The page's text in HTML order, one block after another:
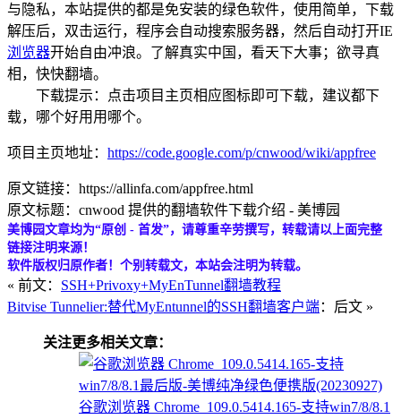
与隐私，本站提供的都是免安装的绿色软件，使用简单，下载
解压后，双击运行，程序会自动搜索服务器，然后自动打开IE
浏览器开始自由冲浪。了解真实中国，看天下大事；欲寻真
相，快快翻墙。
下载提示：点击项目主页相应图标即可下载，建议都下
载，哪个好用用哪个。
项目主页地址： https://code.google.com/p/cnwood/wiki/appfree
原文链接：https://allinfa.com/appfree.html
原文标题：cnwood 提供的翻墙软件下载介绍 - 美博园
美博园文章均为“原创 - 首发”，请尊重辛劳撰写，转载请以上面完整
链接注明来源！
软件版权归原作者！个别转载文，本站会注明为转载。
« 前文： SSH+Privoxy+MyEnTunnel翻墙教程
Bitvise Tunnelier:替代MyEntunnel的SSH翻墙客户端：后文 »
关注更多相关文章：
谷歌浏览器 Chrome_109.0.5414.165-支持win7/8/8.1